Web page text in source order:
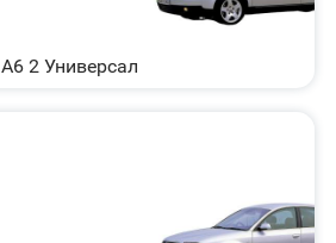
A6 2 Универсал